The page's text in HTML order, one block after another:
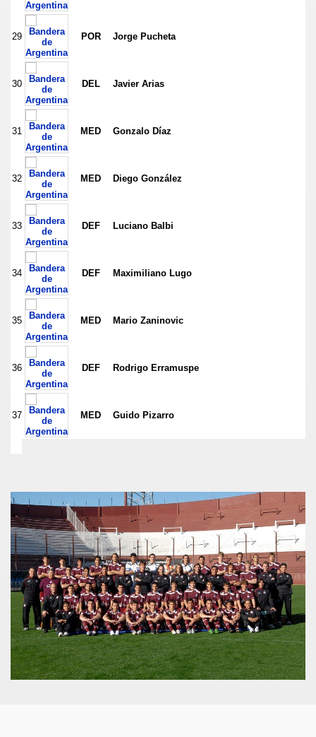
29 POR Jorge Pucheta
30 DEL Javier Arias
31 MED Gonzalo Díaz
32 MED Diego González
33 DEF Luciano Balbi
34 DEF Maximiliano Lugo
35 MED Mario Zaninovic
36 DEF Rodrigo Erramuspe
37 MED Guido Pizarro